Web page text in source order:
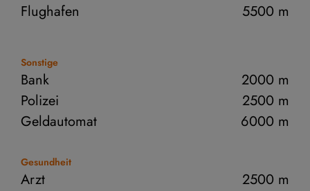
Flughafen
5500 m
Sonstige
Bank
2000 m
Polizei
2500 m
Geldautomat
6000 m
Gesundheit
Arzt
2500 m